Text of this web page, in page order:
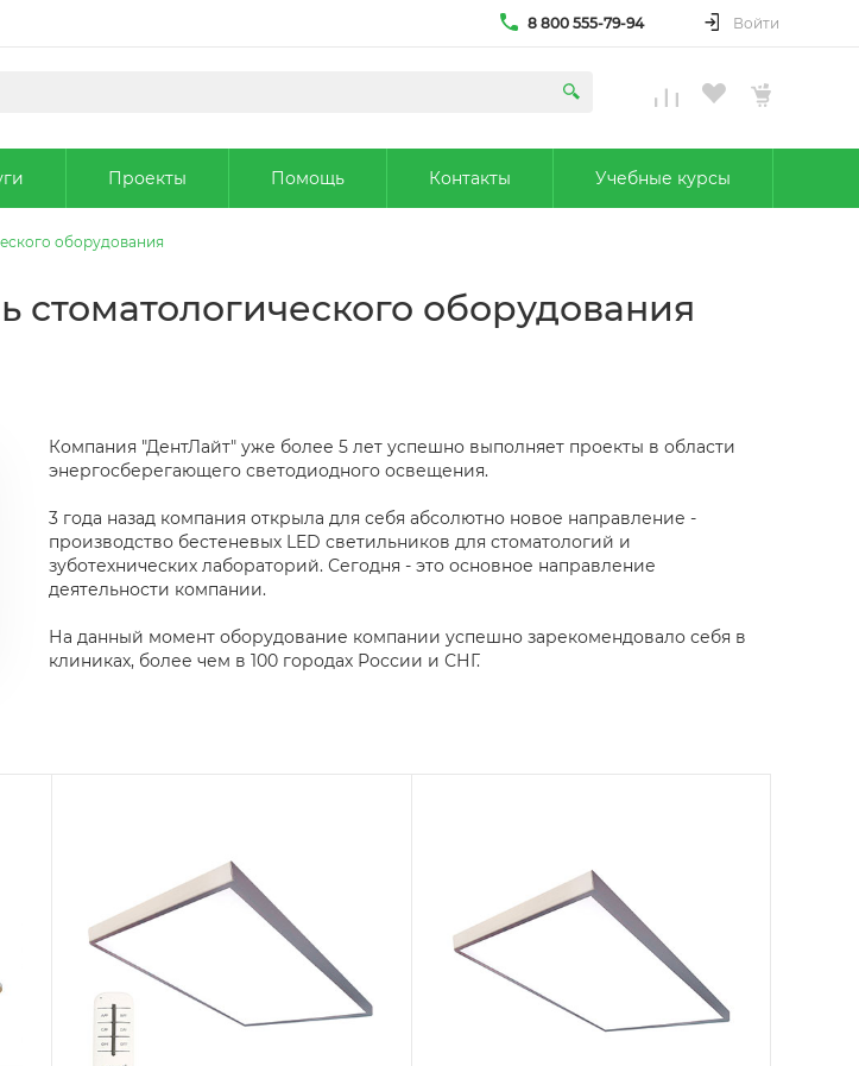
8 800 555-79-94 Войти
Проекты Помощь Контакты Учебные курсы
оборудования
оборудования
Компания "ДентЛайт" уже более 5 лет успешно выполняет проекты в области
энергосберегающего светодиодного освещения.
3 года назад компания открыла для себя абсолютно новое направление -
производство бестеневых LED светильников для стоматологий и
зуботехнических лабораторий. Сегодня - это основное направление
деятельности компании.
На данный момент оборудование компании успешно зарекомендовало себя в
клиниках, более чем в 100 городах России и СНГ.